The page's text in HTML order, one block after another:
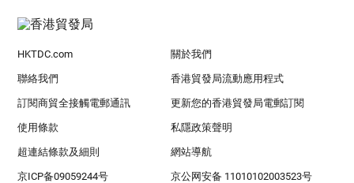
HKTDC.com 關於我們
聯絡我們 香港貿發局流動應用程式
訂閱商貿全接觸電郵通訊 更新您的香港貿發局電郵訂閱
使用條款 私隱政策聲明
超連結條款及細則 網站導航
京ICP备09059244号 京公网安备 11010102003523号